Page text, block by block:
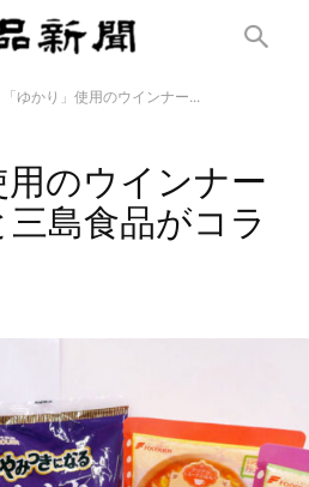
「ゆかり」使用のウインナー...
用のウインナー
島食品がコラ